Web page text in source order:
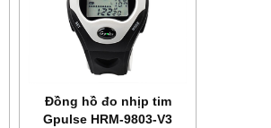
Đồng hồ đo nhịp tim
Gpulse HRM-9803-V3